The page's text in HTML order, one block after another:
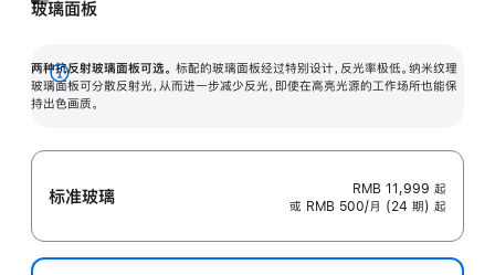
玻璃面板
两种抗反射玻璃面板可选。 标配的玻璃面板经过特别设计，反光率极低。纳米纹理
玻璃面板可分散反射光，从而进一步减少反光，即使在高亮光源的工作场所也能保
持出色画质。
展
开
标准玻璃 RMB 11,999 起
或 RMB 500/月 (24 期) 起